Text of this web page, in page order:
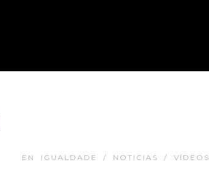
EN IGUALDADE / NOTICIAS / VÍDEOS